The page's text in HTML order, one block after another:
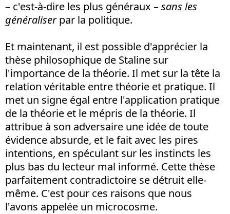
– c'est-à-dire les plus généraux –sans les
généraliserpar la politique.
Et maintenant, il est possible d'apprécier la
thèse philosophique de Staline sur
l'importance de la théorie. Il met sur la tête la
relation véritable entre théorie et pratique. Il
met un signe égal entre l'application pratique
de la théorie et le mépris de la théorie. Il
attribue à son adversaire une idée de toute
évidence absurde, et le fait avec les pires
intentions, en spéculant sur les instincts les
plus bas du lecteur mal informé. Cette thèse
parfaitement contradictoire se détruit elle-
même. C'est pour ces raisons que nous
l'avons appelée un microcosme.